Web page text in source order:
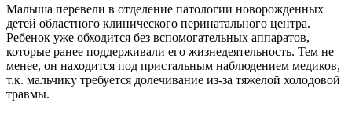
Малыша перевели в отделение патологии новорожденных
детей областного клинического перинатального центра.
Ребенок уже обходится без вспомогательных аппаратов,
которые ранее поддерживали его жизнедеятельность. Тем не
менее, он находится под пристальным наблюдением медиков,
т.к. мальчику требуется долечивание из-за тяжелой холодовой
травмы.